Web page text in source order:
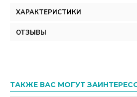
ХАРАКТЕРИСТИКИ
ОТЗЫВЫ
ТАКЖЕ ВАС МОГУТ